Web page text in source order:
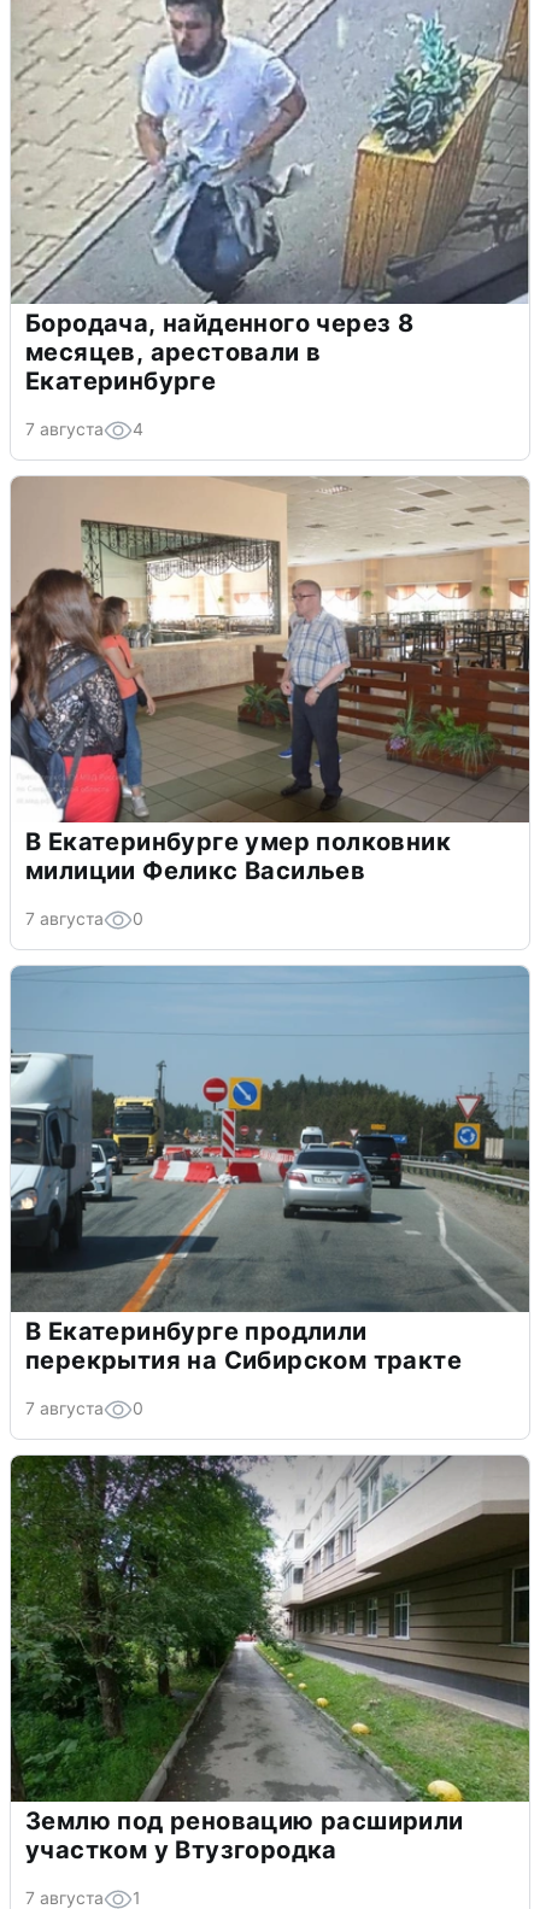
Бородача, найденного через 8
месяцев, арестовали в
Екатеринбурге
7 августа 4
В Екатеринбурге умер полковник
милиции Феликс Васильев
7 августа 0
В Екатеринбурге продлили
перекрытия на Сибирском тракте
7 августа 0
Землю под реновацию расширили
участком у Втузгородка
7 августа 1